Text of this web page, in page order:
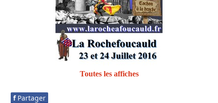
Toutes les affiches
f Partager